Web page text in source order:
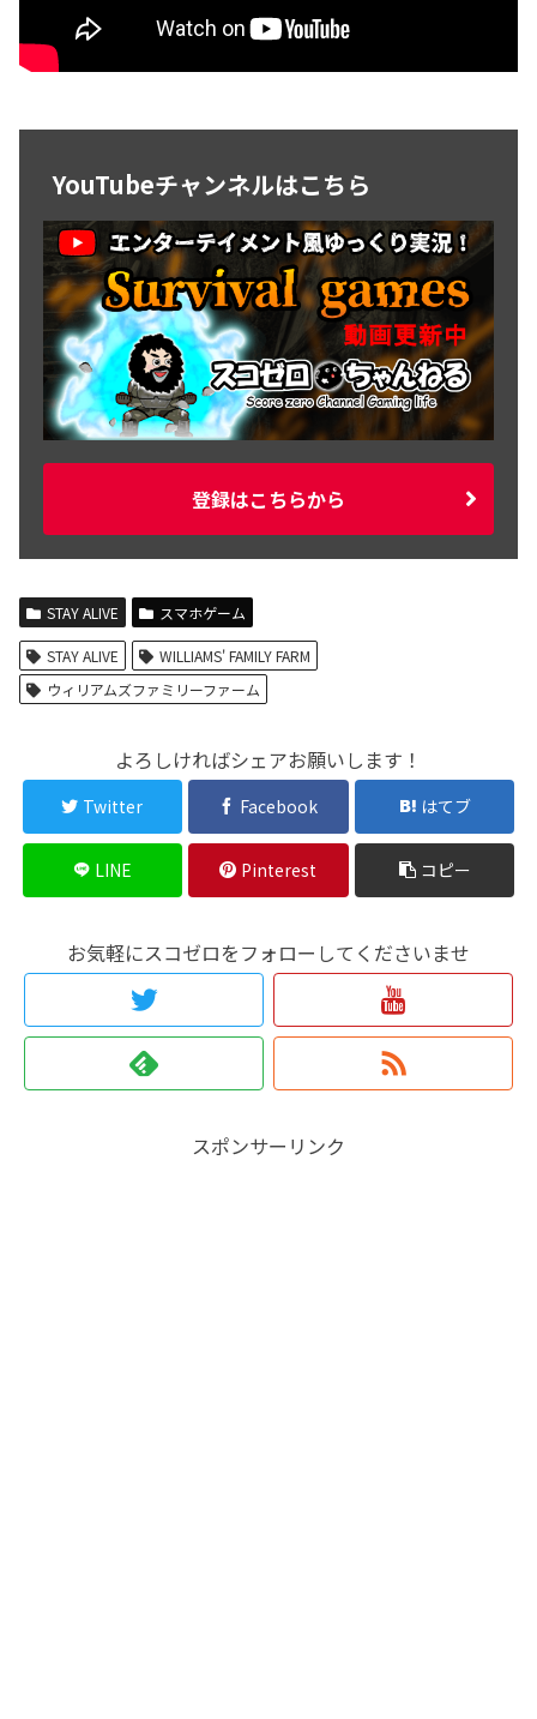
YouTubeチャンネルはこちら
登録はこちらから
STAY ALIVE スマホゲーム
STAY ALIVE
WILLIAMS' FAMILY FARM
ウィリアムズファミリーファーム
よろしければシェアお願いします！
Twitter Facebook はてブ
LINE Pinterest コピー
お気軽にスコゼロをフォローしてくださいませ
スポンサーリンク